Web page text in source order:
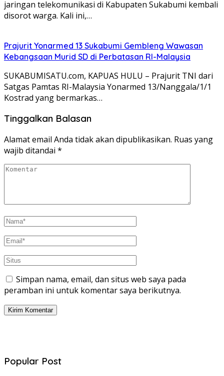
jaringan telekomunikasi di Kabupaten Sukabumi kembali
disorot warga. Kali ini,…
Prajurit Yonarmed 13 Sukabumi Gembleng Wawasan
Kebangsaan Murid SD di Perbatasan RI-Malaysia
SUKABUMISATU.com, KAPUAS HULU – Prajurit TNI dari
Satgas Pamtas RI-Malaysia Yonarmed 13/Nanggala/1/1
Kostrad yang bermarkas…
Tinggalkan Balasan
Alamat email Anda tidak akan dipublikasikan. Ruas yang
wajib ditandai *
Simpan nama, email, dan situs web saya pada
peramban ini untuk komentar saya berikutnya.
Popular Post